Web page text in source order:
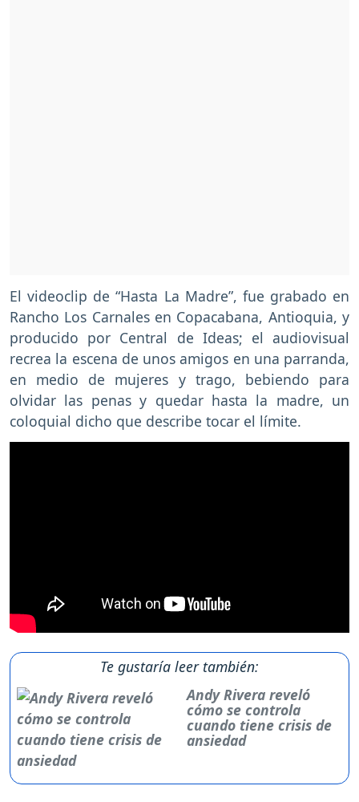
El videoclip de “Hasta La Madre”, fue grabado en
Rancho Los Carnales en Copacabana, Antioquia, y
producido por Central de Ideas; el audiovisual
recrea la escena de unos amigos en una parranda,
en medio de mujeres y trago, bebiendo para
olvidar las penas y quedar hasta la madre, un
coloquial dicho que describe tocar el límite.
Te gustaría leer también:
Andy Rivera reveló
cómo se controla
cuando tiene crisis de
ansiedad